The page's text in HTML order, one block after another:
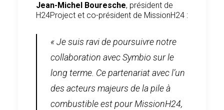
Jean-Michel Bouresche, président de
H24Project et co-président de MissionH24 :
« Je suis ravi de poursuivre notre
collaboration avec Symbio sur le
long terme. Ce partenariat avec l’un
des acteurs majeurs de la pile à
combustible est pour MissionH24,